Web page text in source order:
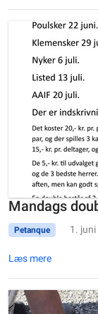
Mandags
Petanque 1.
Læs mere